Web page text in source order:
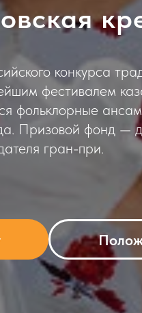
конкурса
фестивалем
фольклорные
Призовой фонд —
гран-при.